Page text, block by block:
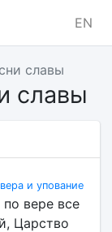
EN
славы
славы
и упование
вере все
Царство